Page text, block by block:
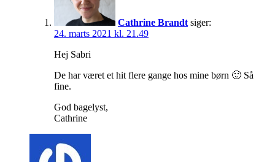
Cathrine Brandt siger:
24. marts 2021 kl. 21.49
Hej Sabri
De har været et hit flere gange hos mine børn 🙂 Så
fine.
God bagelyst,
Cathrine